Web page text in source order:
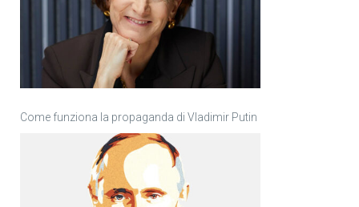
Come funziona la propaganda di Vladimir Putin